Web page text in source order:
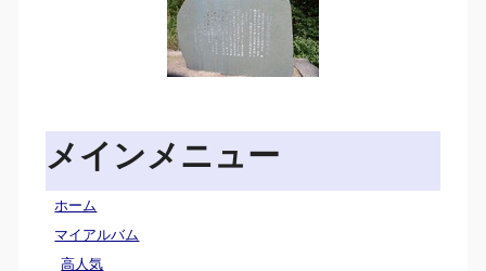
メインメニュー
ホーム
マイアルバム
高人気